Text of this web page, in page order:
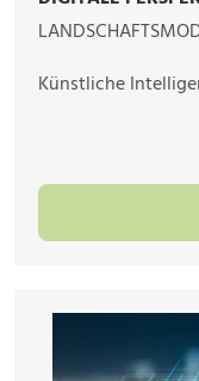
Künstliche